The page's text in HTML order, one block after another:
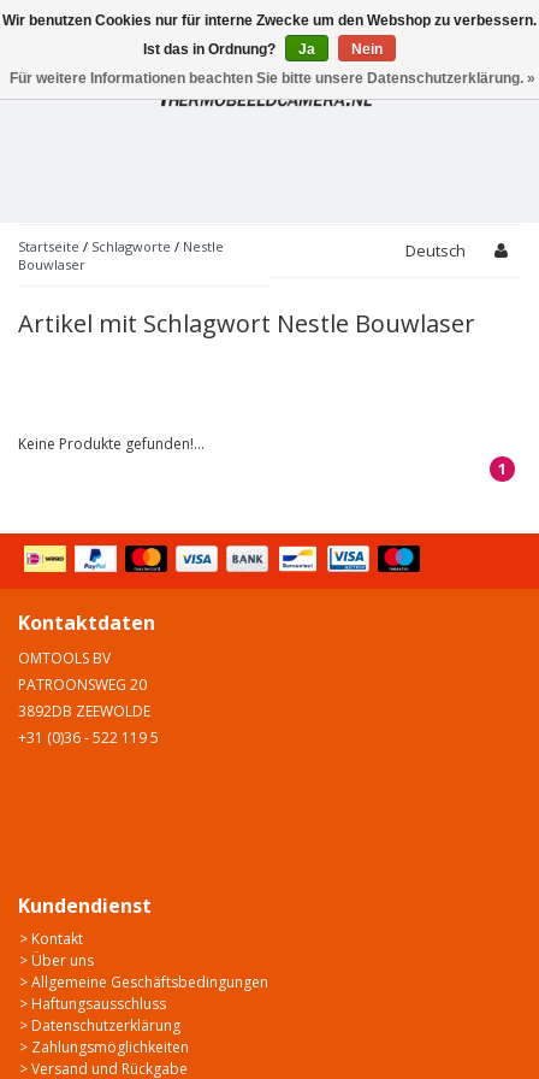
Toggle
Startseite / Schlagworte / Nestle
Bouwlaser
Deutsch
Artikel mit Schlagwort Nestle Bouwlaser
Keine Produkte gefunden!...
1
Kontaktdaten
OMTOOLS BV
PATROONSWEG 20
3892DB ZEEWOLDE
+31 (0)36 - 522 119 5
Kundendienst
> Kontakt
> Über uns
> Allgemeine Geschäftsbedingungen
> Haftungsausschluss
> Datenschutzerklärung
> Zahlungsmöglichkeiten
> Versand und Rückgabe
Wir benutzen Cookies nur für interne Zwecke um den Webshop zu verbessern.
Ist das in Ordnung?
Ja
Nein
Für weitere Informationen beachten Sie bitte unsere Datenschutzerklärung. »